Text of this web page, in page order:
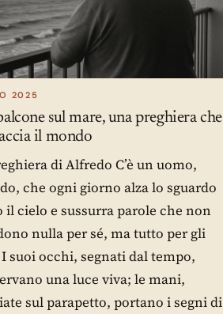
2025
sul mare, una preghiera che
il mondo
di Alfredo C’è un uomo,
che ogni giorno alza lo sguardo
il cielo e sussurra parole che non
nulla per sé, ma tutto per gli
suoi occhi, segnati dal tempo,
una luce viva; le mani,
sul parapetto, portano i segni di